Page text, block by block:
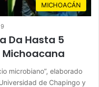
MICHOACÁN
Da Hasta 5
Michoacana
microbiano”, elaborado
de Chapingo y